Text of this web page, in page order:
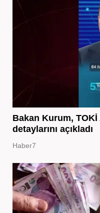
Bakan Kurum, TOKİ
detaylarını açıkladı
Haber7